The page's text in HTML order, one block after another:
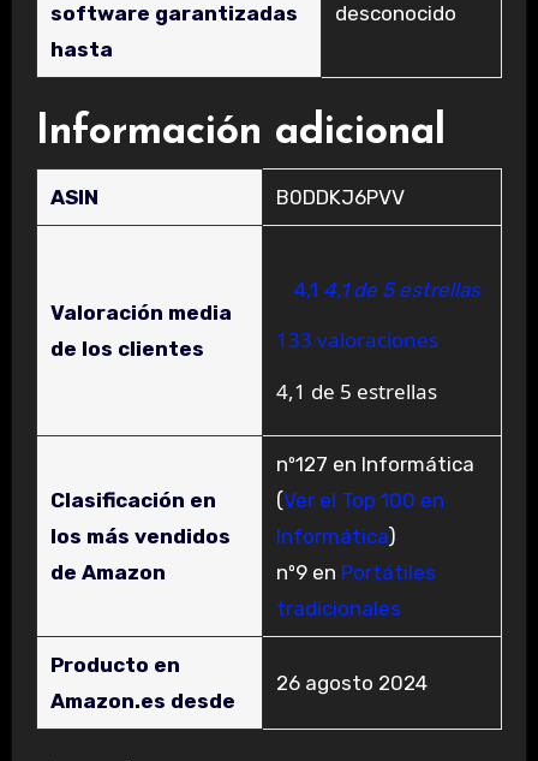
software garantizadas
hasta
‎desconocido
Información adicional
ASIN B0DDKJ6PVV
Valoración media
de los clientes
4,1 4,1 de 5 estrellas
133 valoraciones
4,1 de 5 estrellas
Clasificación en
los más vendidos
de Amazon
nº127 en Informática
(Ver el Top 100 en
Informática)
nº9 en Portátiles
tradicionales
Producto en
Amazon.es desde
26 agosto 2024